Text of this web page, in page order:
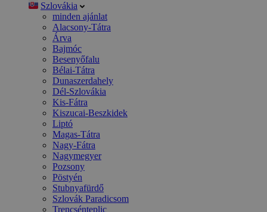
Szlovákia
minden ajánlat
Alacsony-Tátra
Árva
Bajmóc
Besenyőfalu
Bélai-Tátra
Dunaszerdahely
Dél-Szlovákia
Kis-Fátra
Kiszucai-Beszkidek
Liptó
Magas-Tátra
Nagy-Fátra
Nagymegyer
Pozsony
Pöstyén
Stubnyafürdő
Szlovák Paradicsom
Trencsénteplic